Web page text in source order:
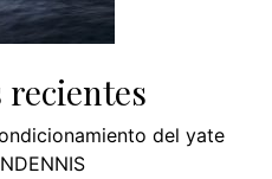
del yate